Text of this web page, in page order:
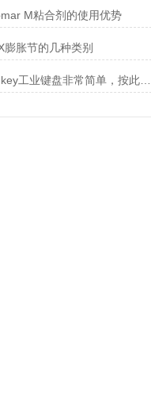
M粘合剂的使用优势
膨胀节的几种类别
使用Indukey工业键盘非常简单，按此步骤即可